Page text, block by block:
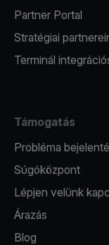
Partner Portal
Stratégiai
Terminál
Támogatás
Probléma
Súgóközpont
Lépjen velünk
Árazás
Blog